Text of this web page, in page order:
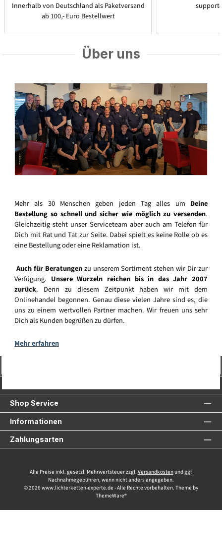
Innerhalb von Deutschland als Paketversand
ab 100,- Euro Bestellwert
Über uns
Mehr als 30 Menschen geben jeden Tag alles um Deine
Bestellung so schnell und sicher wie möglich zu versenden.
Gleichzeitig steht unser Serviceteam aber auch am Telefon für
Dich mit Rat und Tat zur Seite. Dabei spielt es keine Rolle ob es
eine Bestellung oder eine Reklamation ist.
Auch für Beratungenzu unserem Sortiment stehen wir Dir zur
Verfügung. Unsere Wurzeln reichen bis in das Jahr 2007
zurück. Denn zu diesem Zeitpunkt haben wir mit dem
Onlinehandel begonnen. Genau diese vielen Jahre sind es, die
uns zu einem wertvollen Partner machen. Wir freuen uns sehr
Dich als Kunden begrüßen zu dürfen.
Mehr erfahren
Shop Service
Informationen
Zahlungsarten
Alle Preise inkl. gesetzl. Mehrwertsteuer zzgl. Versandkostenund ggf.
Nachnahmegebühren, wenn nicht anders angegeben.
© 2026 www.lichterketten-experte.de - Alle Rechte vorbehalten. Theme by
ThemeWare®